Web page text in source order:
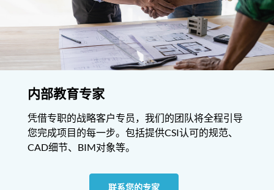
内部教育专家
凭借专职的战略客户专员，我们的团队将全程引导
您完成项目的每一步。包括提供CSI认可的规范、
CAD细节、BIM对象等。
联系您的专家